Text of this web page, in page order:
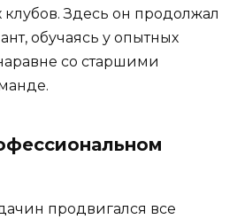
Здесь он продолжал
обучаясь у опытных
со старшими
продвигался все